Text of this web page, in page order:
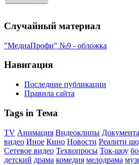
Случайный материал
"МедиаПрофи" №9 - обложка
Навигация
Последние публикации
Правила сайта
Tags in Тема
TV Анимация Видеоклипы
видео Иное Кино Новости Реалити
Сетевое видео Техвопросы Ток-шоу
детский драма комедия мелодрама